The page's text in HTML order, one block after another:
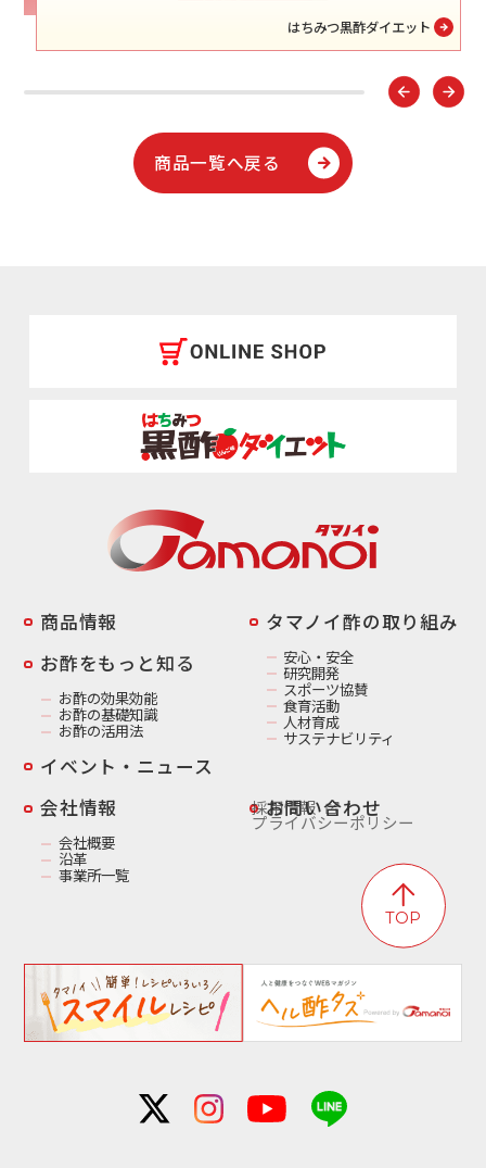
はちみつ黒酢ダイエット
商品一覧へ戻る
商品情報
お酢をもっと知る
お酢の効果効能
お酢の基礎知識
お酢の活用法
️タマノイ酢の取り組み
安心・安全
研究開発
スポーツ協賛
食育活動
人材育成
サステナビリティ
イベント・ニュース
️会社情報
会社概要
沿革
事業所一覧
お問い合わせ
採用情報
プライバシーポリシー
TOP